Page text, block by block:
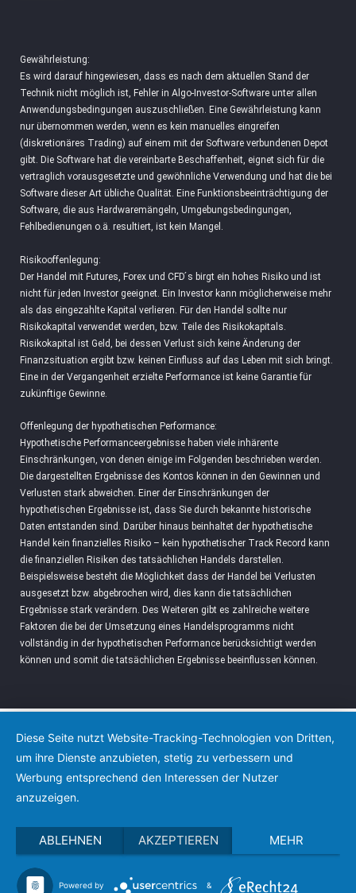
Gewährleistung:
Es wird darauf hingewiesen, dass es nach dem aktuellen Stand der
Technik nicht möglich ist, Fehler in Algo-Investor-Software unter allen
Anwendungsbedingungen auszuschließen. Eine Gewährleistung kann
nur übernommen werden, wenn es kein manuelles eingreifen
(diskretionäres Trading) auf einem mit der Software verbundenen Depot
gibt. Die Software hat die vereinbarte Beschaffenheit, eignet sich für die
vertraglich vorausgesetzte und gewöhnliche Verwendung und hat die bei
Software dieser Art übliche Qualität. Eine Funktionsbeeinträchtigung der
Software, die aus Hardwaremängeln, Umgebungsbedingungen,
Fehlbedienungen o.ä. resultiert, ist kein Mangel.
Risikooffenlegung:
Der Handel mit Futures, Forex und CFD ́s birgt ein hohes Risiko und ist
nicht für jeden Investor geeignet. Ein Investor kann möglicherweise mehr
als das eingezahlte Kapital verlieren. Für den Handel sollte nur
Risikokapital verwendet werden, bzw. Teile des Risikokapitals.
Risikokapital ist Geld, bei dessen Verlust sich keine Änderung der
Finanzsituation ergibt bzw. keinen Einfluss auf das Leben mit sich bringt.
Eine in der Vergangenheit erzielte Performance ist keine Garantie für
zukünftige Gewinne.
Offenlegung der hypothetischen Performance:
Hypothetische Performanceergebnisse haben viele inhärente
Einschränkungen, von denen einige im Folgenden beschrieben werden.
Die dargestellten Ergebnisse des Kontos können in den Gewinnen und
Verlusten stark abweichen. Einer der Einschränkungen der
hypothetischen Ergebnisse ist, dass Sie durch bekannte historische
Daten entstanden sind. Darüber hinaus beinhaltet der hypothetische
Handel kein finanzielles Risiko – kein hypothetischer Track Record kann
die finanziellen Risiken des tatsächlichen Handels darstellen.
Beispielsweise besteht die Möglichkeit dass der Handel bei Verlusten
ausgesetzt bzw. abgebrochen wird, dies kann die tatsächlichen
Ergebnisse stark verändern. Des Weiteren gibt es zahlreiche weitere
Faktoren die bei der Umsetzung eines Handelsprogramms nicht
vollständig in der hypothetischen Performance berücksichtigt werden
können und somit die tatsächlichen Ergebnisse beeinflussen können.
Diese Seite nutzt Website-Tracking-Technologien von Dritten,
um ihre Dienste anzubieten, stetig zu verbessern und
Werbung entsprechend den Interessen der Nutzer
anzuzeigen.
ABLEHNEN AKZEPTIEREN MEHR
Powered by &